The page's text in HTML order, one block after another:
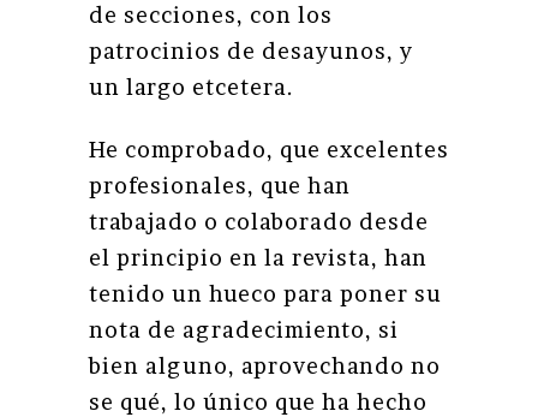
de secciones, con los
patrocinios de desayunos, y
un largo etcetera.
He comprobado, que excelentes
profesionales, que han
trabajado o colaborado desde
el principio en la revista, han
tenido un hueco para poner su
nota de agradecimiento, si
bien alguno, aprovechando no
se qué, lo único que ha hecho